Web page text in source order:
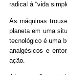
radical à “vida
As máquinas
planeta em uma
tecnológico é uma
analgésicos e
ação.